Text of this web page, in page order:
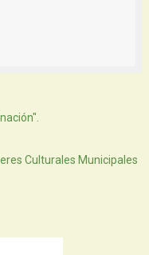
Culturales Municipales